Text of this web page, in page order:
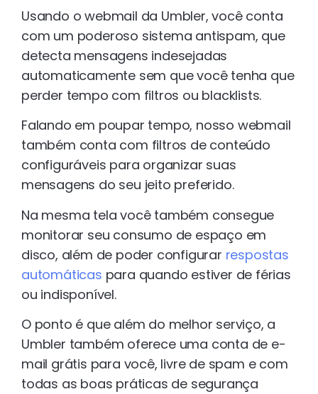
Usando o webmail da Umbler, você conta
com um poderoso sistema antispam, que
detecta mensagens indesejadas
automaticamente sem que você tenha que
perder tempo com filtros ou blacklists.
Falando em poupar tempo, nosso webmail
também conta com filtros de conteúdo
configuráveis para organizar suas
mensagens do seu jeito preferido.
Na mesma tela você também consegue
monitorar seu consumo de espaço em
disco, além de poder configurar respostas
automáticas para quando estiver de férias
ou indisponível.
O ponto é que além do melhor serviço, a
Umbler também oferece uma conta de e-
mail grátis para você, livre de spam e com
todas as boas práticas de segurança